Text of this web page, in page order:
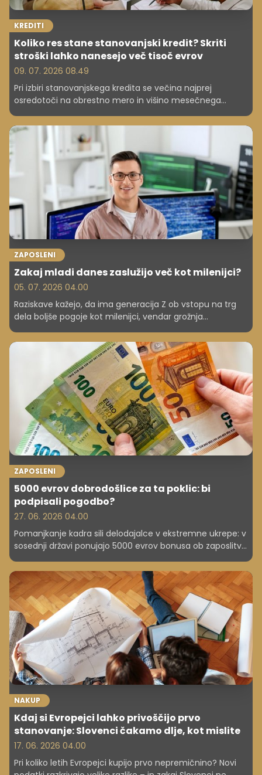
KREDITI
Koliko res stane stanovanjski kredit? Skriti
stroški lahko nanesejo več tisoč evrov
09. 07. 2026 08.49
Pri izbiri stanovanjskega kredita se večina najprej
osredotoči na obrestno mero in višino mesečnega
precej višja. Kreditojemalce poleg kredita in obresti
doletijo še številni dodatni stroški – od cenitve
nepremičnine in notarskih storitev do zavarovanj,
bančnih nadomestil in stroškov zemljiškoknjižnega
postopka, ki lahko skupaj nanesejo več tisoč evrov.
ZAPOSLENI
Zakaj mladi danes zaslužijo več kot milenijci?
05. 07. 2026 04.00
Raziskave kažejo, da ima generacija Z ob vstopu na trg
dela boljše pogoje kot milenijci, vendar grožnja
ZAPOSLENI
5000 evrov dobrodošlice za ta poklic: bi
podpisali pogodbo?
27. 06. 2026 04.00
Pomanjkanje kadra sili delodajalce v ekstremne ukrepe: v
sosednji državi ponujajo 5000 evrov bonusa ob zaposlitvi,
poleg tega še stanovanje ali subvencijo najemnine.
NAKUP
Kdaj si Evropejci lahko privoščijo prvo
stanovanje: Slovenci čakamo dlje, kot mislite
17. 06. 2026 04.00
Pri koliko letih Evropejci kupijo prvo nepremičnino? Novi